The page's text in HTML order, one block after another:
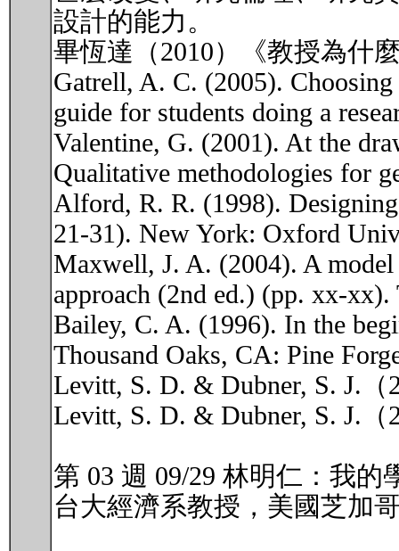
設計的能力。
畢恆達（2010）《教授為什
Gatrell, A. C. (2005).
guide for students doing a
Valentine, G. (2001). At the
Qualitative methodologies for
Alford, R. R. (1998).
21-31). New York: Oxford
Maxwell, J. A. (2004). A model
approach (2nd ed.) (pp. xx-xx).
Bailey, C. A. (1996). In the
Thousand Oaks, CA: Pine
Levitt, S. D. & Dubner, S. J.
Levitt, S. D. & Dubner, S. J.
第 03 週 09/29 林明仁：我的
台大經濟系教授，美國芝加